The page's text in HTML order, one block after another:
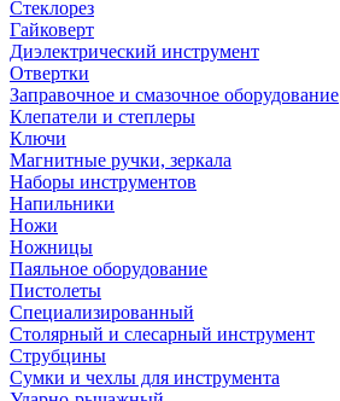
Стеклорез
Гайковерт
Диэлектрический инструмент
Отвертки
Заправочное и смазочное оборудование
Клепатели и степлеры
Ключи
Магнитные ручки, зеркала
Наборы инструментов
Напильники
Ножи
Ножницы
Паяльное оборудование
Пистолеты
Специализированный
Столярный и слесарный инструмент
Струбцины
Сумки и чехлы для инструмента